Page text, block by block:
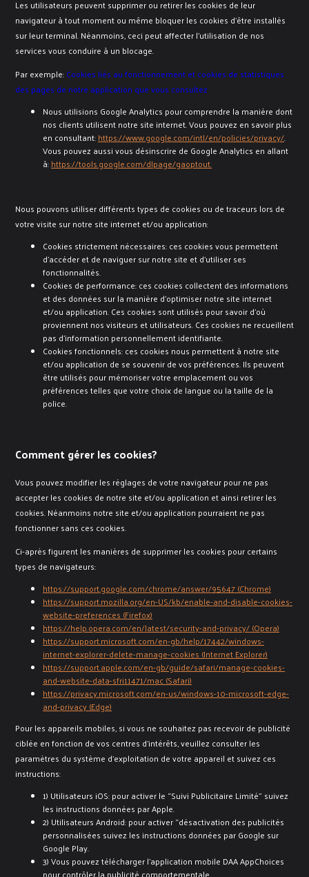
Les utilisateurs peuvent supprimer ou retirer les cookies de leur
navigateur à tout moment ou même bloquer les cookies d’être installés
sur leur terminal. Néanmoins, ceci peut affecter l’utilisation de nos
services vous conduire à un blocage.
Par exemple:Cookies liés au fonctionnement et cookies de statistiques
des pages de notre application que vous consultez
Nous utilisions Google Analytics pour comprendre la manière dont
nos clients utilisent notre site internet. Vous pouvez en savoir plus
en consultant:https://www.google.com/intl/en/policies/privacy/.
Vous pouvez aussi vous désinscrire de Google Analytics en allant
à:https://tools.google.com/dlpage/gaoptout.
Nous pouvons utiliser différents types de cookies ou de traceurs lors de
votre visite sur notre site internet et/ou application:
Cookies strictement nécessaires: ces cookies vous permettent
d’accéder et de naviguer sur notre site et d’utiliser ses
fonctionnalités.
Cookies de performance: ces cookies collectent des informations
et des données sur la manière d’optimiser notre site internet
et/ou application. Ces cookies sont utilisés pour savoir d’où
proviennent nos visiteurs et utilisateurs. Ces cookies ne recueillent
pas d’information personnellement identifiante.
Cookies fonctionnels: ces cookies nous permettent à notre site
et/ou application de se souvenir de vos préférences. Ils peuvent
être utilisés pour mémoriser votre emplacement ou vos
préférences telles que votre choix de langue ou la taille de la
police.
Comment gérer les cookies?
Vous pouvez modifier les réglages de votre navigateur pour ne pas
accepter les cookies de notre site et/ou application et ainsi retirer les
cookies. Néanmoins notre site et/ou application pourraient ne pas
fonctionner sans ces cookies.
Ci-après figurent les manières de supprimer les cookies pour certains
types de navigateurs:
https://support.google.com/chrome/answer/95647 (Chrome)
https://support.mozilla.org/en-US/kb/enable-and-disable-cookies-
website-preferences (Firefox)
https://help.opera.com/en/latest/security-and-privacy/ (Opera)
https://support.microsoft.com/en-gb/help/17442/windows-
internet-explorer-delete-manage-cookies (Internet Explorer)
https://support.apple.com/en-gb/guide/safari/manage-cookies-
and-website-data-sfri11471/mac (Safari)
https://privacy.microsoft.com/en-us/windows-10-microsoft-edge-
and-privacy (Edge)
Pour les appareils mobiles, si vous ne souhaitez pas recevoir de publicité
ciblée en fonction de vos centres d’intérêts, veuillez consulter les
paramètres du système d’exploitation de votre appareil et suivez ces
instructions:
1) Utilisateurs iOS: pour activer le “Suivi Publicitaire Limité” suivez
les instructions données par Apple.
2) Utilisateurs Android: pour activer “désactivation des publicités
personnalisées suivez les instructions données par Google sur
Google Play.
3) Vous pouvez télécharger l’application mobile DAA AppChoices